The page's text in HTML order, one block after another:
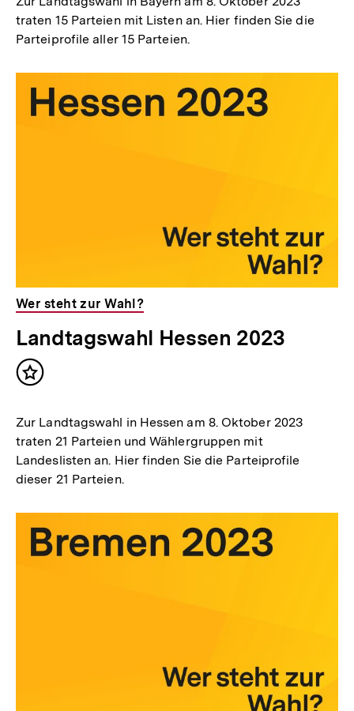
traten 15 Parteien mit Listen an. Hier finden Sie die
Parteiprofile aller 15 Parteien.
Wer steht zur Wahl?
Landtagswahl Hessen 2023
Inhalt
Zur Landtagswahl in Hessen am 8. Oktober 2023
traten 21 Parteien und Wählergruppen mit
Landeslisten an. Hier finden Sie die Parteiprofile
dieser 21 Parteien.